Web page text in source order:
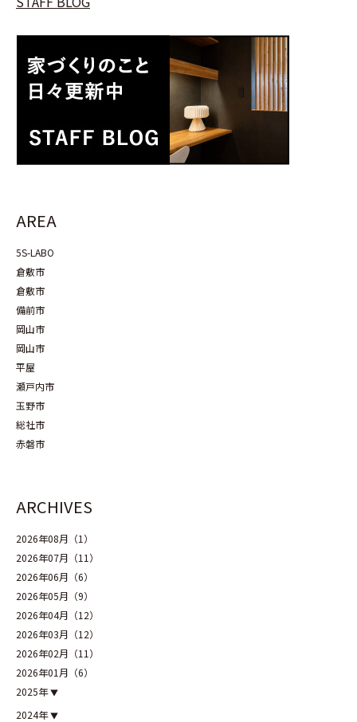
AREA
5S-LABO
倉敷市
倉敷市
備前市
岡山市
岡山市
平屋
瀬戸内市
玉野市
総社市
赤磐市
ARCHIVES
2026年08月（1）
2026年07月（11）
2026年06月（6）
2026年05月（9）
2026年04月（12）
2026年03月（12）
2026年02月（11）
2026年01月（6）
2025年
2024年